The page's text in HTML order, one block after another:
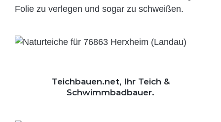
Folie zu verlegen und sogar zu schweißen.
Teichbauen.net, Ihr Teich &
Schwimmbadbauer.